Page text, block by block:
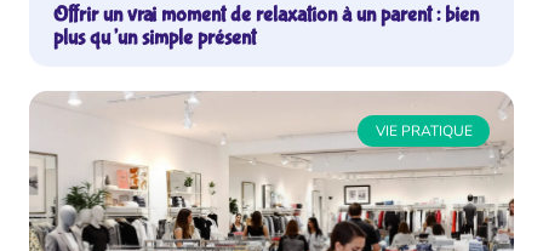
Offrir un vrai moment de relaxation à un parent : bien
plus qu’un simple présent
VIE PRATIQUE